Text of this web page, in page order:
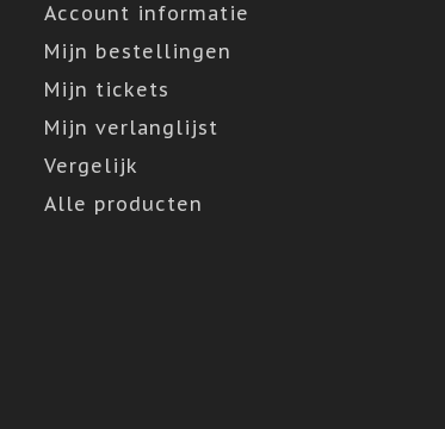
Account informatie
Mijn bestellingen
Mijn tickets
Mijn verlanglijst
Vergelijk
Alle producten